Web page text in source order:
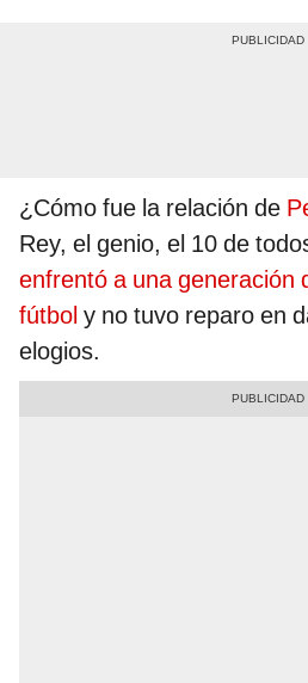
¿Cómo fue la relación de
Rey, el genio, el 10 de
enfrentó a una generación
fútbol y no tuvo reparo en
elogios.